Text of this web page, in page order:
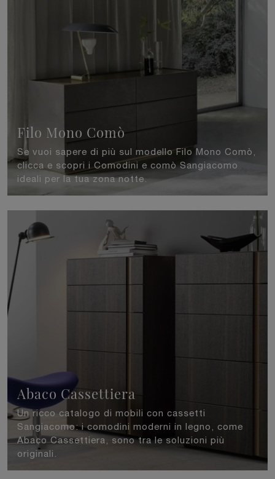
Filo Mono Comò
Se vuoi sapere di più sul modello Filo Mono Comò,
clicca e scopri i Comodini e comò Sangiacomo
ideali per la tua zona notte.
Abaco Cassettiera
Un ricco catalogo di mobili con cassetti
Sangiacomo: i comodini moderni in legno, come
Abaco Cassettiera, sono tra le soluzioni più
originali.